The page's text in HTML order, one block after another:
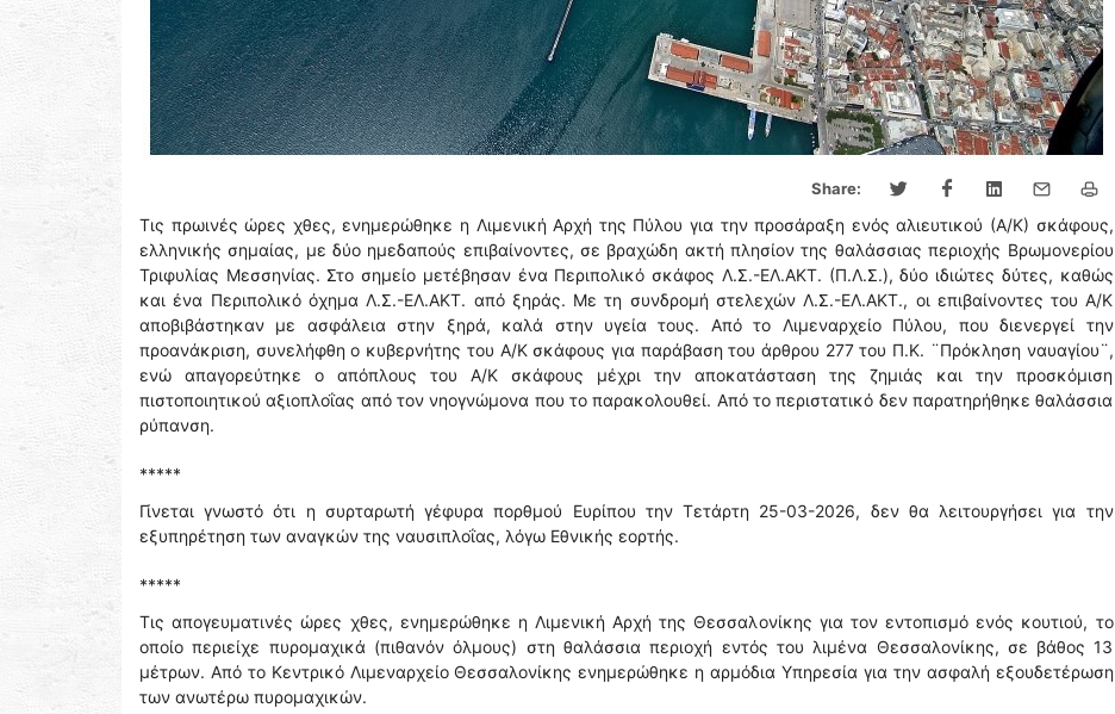
Share:
Τις πρωινές ώρες χθες, ενημερώθηκε η Λιμενική Αρχή της Πύλου για την προσάραξη ενός αλιευτικού (Α/Κ) σκάφους,
ελληνικής σημαίας, με δύο ημεδαπούς επιβαίνοντες, σε βραχώδη ακτή πλησίον της θαλάσσιας περιοχής Βρωμονερίου
Τριφυλίας Μεσσηνίας. Στο σημείο μετέβησαν ένα Περιπολικό σκάφος Λ.Σ.-ΕΛ.ΑΚΤ. (Π.Λ.Σ.), δύο ιδιώτες δύτες, καθώς
και ένα Περιπολικό όχημα Λ.Σ.-ΕΛ.ΑΚΤ. από ξηράς. Με τη συνδρομή στελεχών Λ.Σ.-ΕΛ.ΑΚΤ., οι επιβαίνοντες του Α/Κ
αποβιβάστηκαν με ασφάλεια στην ξηρά, καλά στην υγεία τους. Από το Λιμεναρχείο Πύλου, που διενεργεί την
προανάκριση, συνελήφθη ο κυβερνήτης του Α/Κ σκάφους για παράβαση του άρθρου 277 του Π.Κ. ¨Πρόκληση ναυαγίου¨,
ενώ απαγορεύτηκε ο απόπλους του Α/Κ σκάφους μέχρι την αποκατάσταση της ζημιάς και την προσκόμιση
πιστοποιητικού αξιοπλοΐας από τον νηογνώμονα που το παρακολουθεί. Από το περιστατικό δεν παρατηρήθηκε θαλάσσια
ρύπανση.
*****
Γίνεται γνωστό ότι η συρταρωτή γέφυρα πορθμού Ευρίπου την Τετάρτη 25-03-2026, δεν θα λειτουργήσει για την
εξυπηρέτηση των αναγκών της ναυσιπλοΐας, λόγω Εθνικής εορτής.
*****
Τις απογευματινές ώρες χθες, ενημερώθηκε η Λιμενική Αρχή της Θεσσαλονίκης για τον εντοπισμό ενός κουτιού, το
οποίο περιείχε πυρομαχικά (πιθανόν όλμους) στη θαλάσσια περιοχή εντός του λιμένα Θεσσαλονίκης, σε βάθος 13
μέτρων. Από το Κεντρικό Λιμεναρχείο Θεσσαλονίκης ενημερώθηκε η αρμόδια Υπηρεσία για την ασφαλή εξουδετέρωση
των ανωτέρω πυρομαχικών.